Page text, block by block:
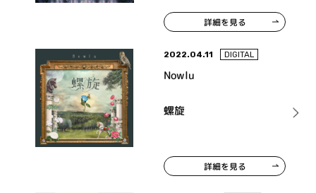
詳細を見る
2022.04.11 DIGITAL
Nowlu
螺旋
詳細を見る